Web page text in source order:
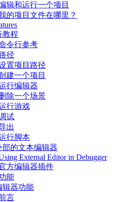
辑和运行一个项目
的项目文件在哪里？
教程
令行参考
径
置项目路径
建一个项目
行编辑器
除一个场景
行游戏
试
出
行脚本
部的文本编辑器
External Editor in Debugger
方编辑器插件
能
辑器功能
言